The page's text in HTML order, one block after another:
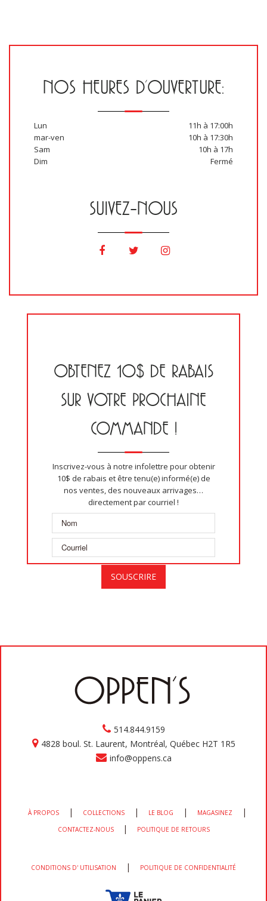
NOS HEURES D’OUVERTURE:
Lun
11h à 17:00h
mar-ven
10h à 17:30h
Sam
10h à 17h
Dim
Fermé
SUIVEZ-NOUS
OBTENEZ 10$ DE RABAIS
SUR VOTRE PROCHAINE
COMMANDE !
Inscrivez-vous à notre infolettre pour obtenir
10$ de rabais et être tenu(e) informé(e) de
nos ventes, des nouveaux arrivages…
directement par courriel !
514.844.9159
4828 boul. St. Laurent, Montréal, Québec H2T 1R5
info@oppens.ca
À PROPOS | COLLECTIONS | LE BLOG | MAGASINEZ |
CONTACTEZ-NOUS | POLITIQUE DE RETOURS
CONDITIONS D' UTILISATION | POLITIQUE DE CONFIDENTIALITÉ